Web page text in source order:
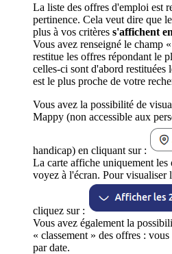
La liste des offres d'emploi est
pertinence. Cela veut dire que
plus à vos critères s'affichent
Vous avez renseigné le champ
restitue les offres répondant le
celles-ci sont d'abord
est le plus proche de votre
Vous avez la possibilité de
Mappy (non accessible aux
handicap) en cliquant sur :
La carte affiche uniquement
voyez à l'écran. Pour visualiser
cliquez sur :
Vous avez également la
« classement » des offres :
par date.